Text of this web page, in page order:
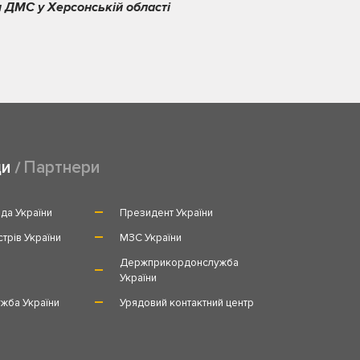
ДМС у Херсонській області
Партнери
України
Президент України
України
МЗС України
Держприкордонслужба
України
України
Урядовий контактний центр